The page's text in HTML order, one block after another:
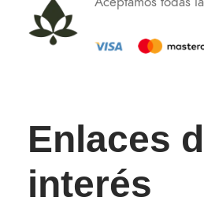
Enlaces
interés